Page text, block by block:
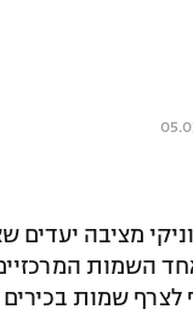
מציבה יעדים
השמות
לצרף שמות